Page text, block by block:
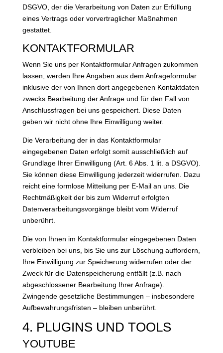
DSGVO, der die Verarbeitung von Daten zur Erfüllung
eines Vertrags oder vorvertraglicher Maßnahmen
gestattet.
KONTAKTFORMULAR
Wenn Sie uns per Kontaktformular Anfragen zukommen
lassen, werden Ihre Angaben aus dem Anfrageformular
inklusive der von Ihnen dort angegebenen Kontaktdaten
zwecks Bearbeitung der Anfrage und für den Fall von
Anschlussfragen bei uns gespeichert. Diese Daten
geben wir nicht ohne Ihre Einwilligung weiter.
Die Verarbeitung der in das Kontaktformular
eingegebenen Daten erfolgt somit ausschließlich auf
Grundlage Ihrer Einwilligung (Art. 6 Abs. 1 lit. a DSGVO).
Sie können diese Einwilligung jederzeit widerrufen. Dazu
reicht eine formlose Mitteilung per E-Mail an uns. Die
Rechtmäßigkeit der bis zum Widerruf erfolgten
Datenverarbeitungsvorgänge bleibt vom Widerruf
unberührt.
Die von Ihnen im Kontaktformular eingegebenen Daten
verbleiben bei uns, bis Sie uns zur Löschung auffordern,
Ihre Einwilligung zur Speicherung widerrufen oder der
Zweck für die Datenspeicherung entfällt (z.B. nach
abgeschlossener Bearbeitung Ihrer Anfrage).
Zwingende gesetzliche Bestimmungen – insbesondere
Aufbewahrungsfristen – bleiben unberührt.
4. PLUGINS UND TOOLS
YOUTUBE